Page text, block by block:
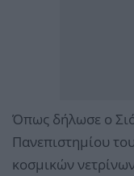
Όπως δήλωσε ο
Πανεπιστημίου
κοσμικών